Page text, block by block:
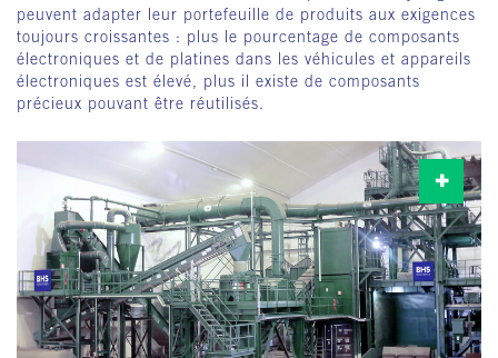
peuvent adapter leur portefeuille de produits aux exigences
toujours croissantes : plus le pourcentage de composants
électroniques et de platines dans les véhicules et appareils
électroniques est élevé, plus il existe de composants
précieux pouvant être réutilisés.